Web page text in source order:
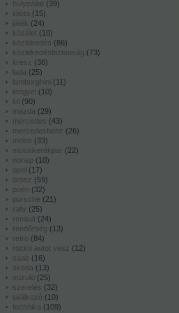
hülyeállat (39)
idióta (15)
játék (24)
közélet (10)
közlekedés (86)
közlekedésbiztonság (73)
kresz (36)
lada (25)
lamborghini
(11)
lengyel
(10)
(90)
mazda (29)
mercedes (43)
mercedesbenz (26)
motor (33)
motorkerékpár (22)
nonap
(10)
opel
(17)
orosz (59)
poén
(32)
porsche
(21)
rally (25)
renault (24)
rendőrség (13)
retro
(84)
rocko autot vesz (12)
saab
(16)
skoda (13)
suzuki
(25)
szerelés (32)
találkozó
(10)
technika (109)